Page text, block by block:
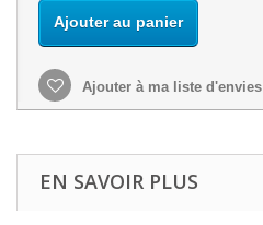
Ajouter au panier
Ajouter à ma liste d'envies
EN SAVOIR PLUS